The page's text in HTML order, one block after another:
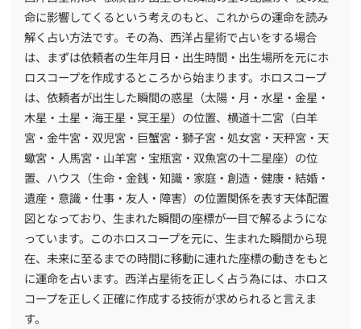
命に影響してくるという考えのもと、これからの運命を読み
解く占い方法です。その為、西洋占星術で占いをする場合
は、まずは依頼者の生年月日・出生時間・出生場所を元にホ
ロスコープを作成するところから始まります。ホロスコープ
は、依頼者が出生した瞬間の惑星（太陽・月・水星・金星・
木星・土星・海王星・冥王星）の位置、横道十二宮（白羊
宮・金牛宮・双児宮・巨蟹宮・獅子宮・処女宮・天秤宮・天
蠍宮・人馬宮・山羊宮・宝瓶宮・双魚宮の十二星座）の位
置、ハウス（生命・金銭・知識・家庭・創造・健康・結婚・
遺産・意識・仕事・友人・障害）の位置関係を表す天体配置
図となっており、生まれた瞬間の座標が一目で解るようにな
っています。このホロスコープを元に、生まれた瞬間から現
在、未来に至るまでの時間に移動に連れた座標の動きをもと
に運命を占います。西洋占星術を正しく占う為には、ホロス
コープを正しく正確に作成する技術が求められると言えま
す。